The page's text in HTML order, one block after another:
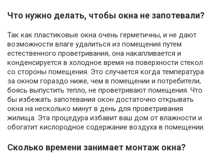
Что нужно делать, чтобы окна не запотевали?
Так как пластиковые окна очень герметичны, и не дают
возможности влаге удалиться из помещения путем
естественного проветривания, она накапливается и
конденсируется в холодное время на поверхности стекол
со стороны помещения. Это случается когда температура
за окном гораздо ниже, чем в помещении и потребители,
боясь выпустить тепло, не проветривают помещения. Что
бы избежать запотевания окон достаточно открывать
окна на несколько минут в день для проветривания
жилища. Эта процедура избавит ваш дом от влажности и
обогатит кислородное содержание воздуха в помещении.
Сколько времени занимает монтаж окна?